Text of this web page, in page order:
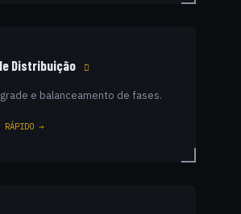
Distribuição
e balanceamento de fases.
RÁPIDO →